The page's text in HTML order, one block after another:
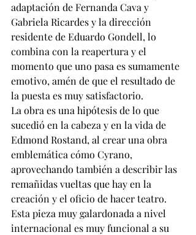
adaptación de Fernanda Cava y
Gabriela Ricardes y la dirección
residente de Eduardo Gondell, lo
combina con la reapertura y el
momento que uno pasa es sumamente
emotivo, amén de que el resultado de
la puesta es muy satisfactorio.
La obra es una hipótesis de lo que
sucedió en la cabeza y en la vida de
Edmond Rostand, al crear una obra
emblemática cómo Cyrano,
aprovechando también a describir las
remañidas vueltas que hay en la
creación y el oficio de hacer teatro.
Esta pieza muy galardonada a nivel
internacional es muy funcional a su